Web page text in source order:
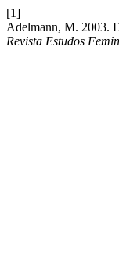
[1]
Adelmann, M.
Revista Estudos